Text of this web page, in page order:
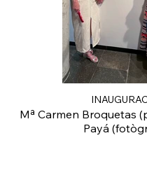
Mª Carmen Broquetas
Payá